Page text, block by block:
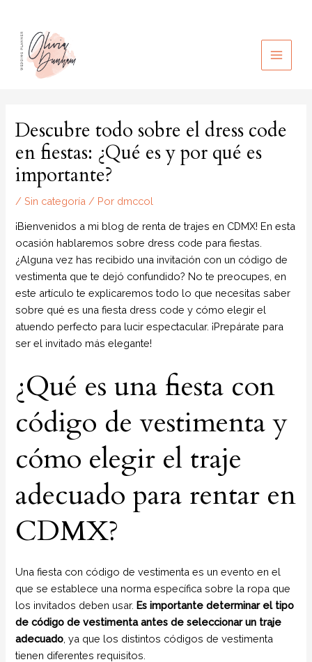
contenido
MAIN
Descubre todo sobre el dress code
en fiestas: ¿Qué es y por qué es
importante?
/Sin categoría / Por dmccol
¡Bienvenidos a mi blog de renta de trajes en CDMX! En esta
ocasión hablaremos sobre dress code para fiestas.
¿Alguna vez has recibido una invitación con un código de
vestimenta que te dejó confundido? No te preocupes, en
este artículo te explicaremos todo lo que necesitas saber
sobre qué es una fiesta dress code y cómo elegir el
atuendo perfecto para lucir espectacular. ¡Prepárate para
ser el invitado más elegante!
¿Qué es una fiesta con
código de vestimenta y
cómo elegir el traje
adecuado para rentar en
CDMX?
Una fiesta con código de vestimenta es un evento en el
que se establece una norma específica sobre la ropa que
los invitados deben usar.Es importante determinar el tipo
de código de vestimenta antes de seleccionar un traje
adecuado , ya que los distintos códigos de vestimenta
tienen diferentes requisitos.